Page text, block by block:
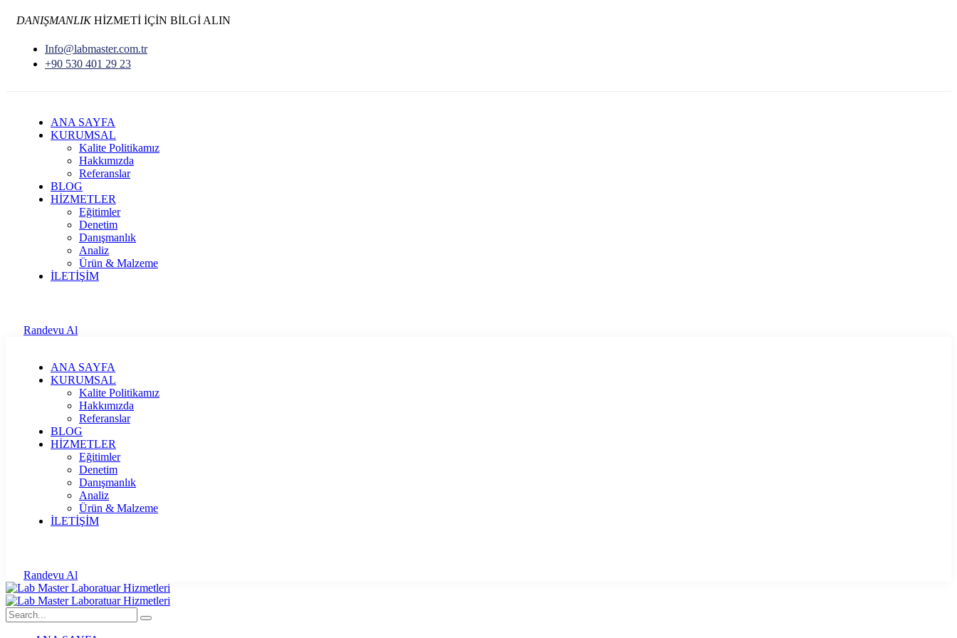
DANIŞMANLIKHİZMETİ İÇİN BİLGİ ALIN
Info@labmaster.com.tr
+90 530 401 29 23
ANA SAYFA
KURUMSAL
Kalite Politikamız
Hakkımızda
Referanslar
BLOG
HİZMETLER
Eğitimler
Denetim
Danışmanlık
Analiz
Ürün & Malzeme
İLETİŞİM
Randevu Al
ANA SAYFA
KURUMSAL
Kalite Politikamız
Hakkımızda
Referanslar
BLOG
HİZMETLER
Eğitimler
Denetim
Danışmanlık
Analiz
Ürün & Malzeme
İLETİŞİM
Randevu Al